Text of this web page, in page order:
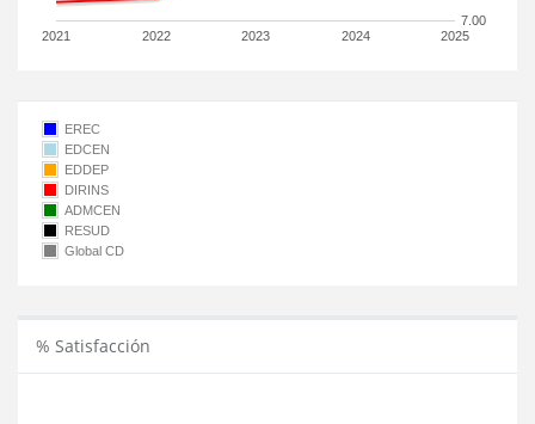
2021 2022 2023 2024 2025
7.00
EREC
EDCEN
EDDEP
DIRINS
ADMCEN
RESUD
Global CD
% Satisfacción